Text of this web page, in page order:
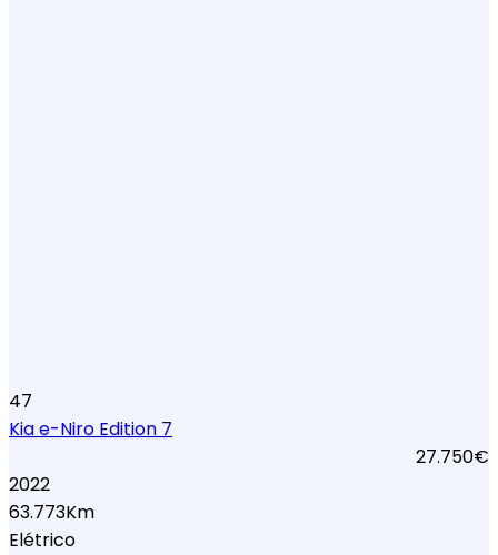
47
Kia e-Niro Edition 7
27.750€
2022
63.773Km
Elétrico